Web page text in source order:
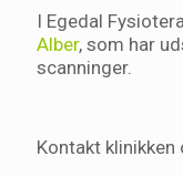
I Egedal
Alber, som har
scanninger.
Kontakt